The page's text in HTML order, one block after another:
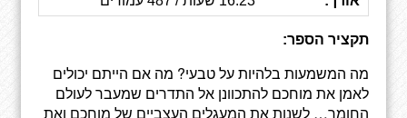
תקציר הספר:
מה המשמעות בלהיות על טבעי? מה אם הייתם יכולים
לאמן את מוחכם להתכוונן אל התדרים שמעבר לעולם
החומר… לשנות את המעגלים העצביים של מוחכם ואת